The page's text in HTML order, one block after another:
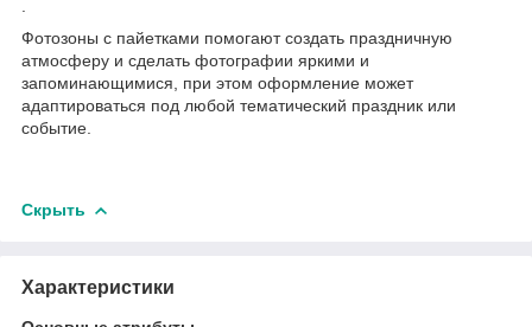
Фотозоны с пайетками помогают создать праздничную
атмосферу и сделать фотографии яркими и
запоминающимися, при этом оформление может
адаптироваться под любой тематический праздник или
событие.
Скрыть
Характеристики